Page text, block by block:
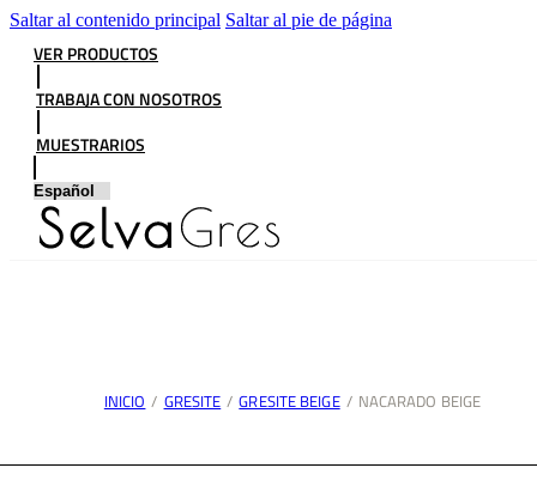
Saltar al contenido principal Saltar al pie de página
VER PRODUCTOS
TRABAJA CON NOSOTROS
MUESTRARIOS
INICIO / GRESITE / GRESITE BEIGE / NACARADO BEIGE